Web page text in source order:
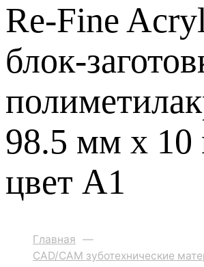
Re-Fine
блок-
98.5 мм x
цвет A1
Главная —
CAD/CAM зуботехнические